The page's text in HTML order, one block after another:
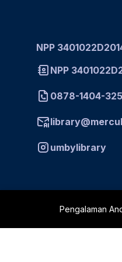
NPP
NPP
0878-1404-
umbylibrary
Pengalaman